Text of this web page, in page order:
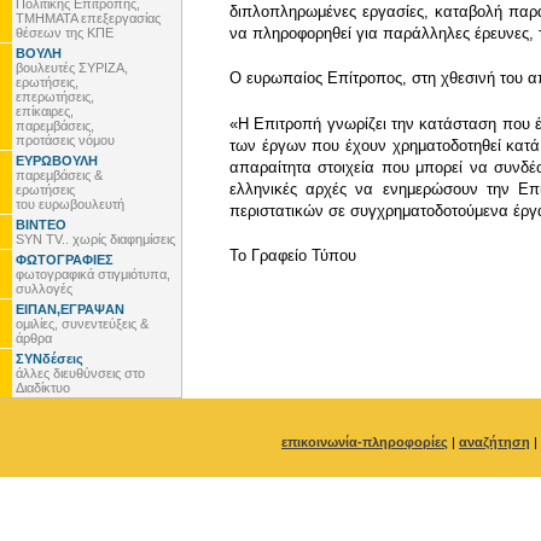
Πολιτικής Επιτροπής,
ΤΜΗΜΑΤΑ επεξεργασίας
θέσεων της ΚΠΕ
ΒΟΥΛΗ
βουλευτές ΣΥΡΙΖΑ,
ερωτήσεις,
επερωτήσεις,
επίκαιρες,
παρεμβάσεις,
προτάσεις νόμου
ΕΥΡΩΒΟΥΛΗ
παρεμβάσεις &
ερωτήσεις
του ευρωβουλευτή
ΒΙΝΤΕΟ
SYN TV.. χωρίς διαφημίσεις
ΦΩΤΟΓΡΑΦΙΕΣ
φωτογραφικά στιγμιότυπα,
συλλογές
ΕΙΠΑΝ,ΕΓΡΑΨΑΝ
ομιλίες, συνεντεύξεις &
άρθρα
ΣΥΝδέσεις
άλλες διευθύνσεις στο
Διαδίκτυο
διπλοπληρωμένες εργασίες, καταβολή
να πληροφορηθεί για παράλληλες έρευνες,
Ο ευρωπαίος Επίτροπος, στη χθεσινή του
«Η Επιτροπή γνωρίζει την κατάσταση που
των έργων που έχουν χρηματοδοτηθεί
απαραίτητα στοιχεία που μπορεί να
ελληνικές αρχές να ενημερώσουν την
περιστατικών σε συγχρηματοδοτούμενα
To Γραφείο Τύπου
επικοινωνία-πληροφορίες | αναζήτηση |